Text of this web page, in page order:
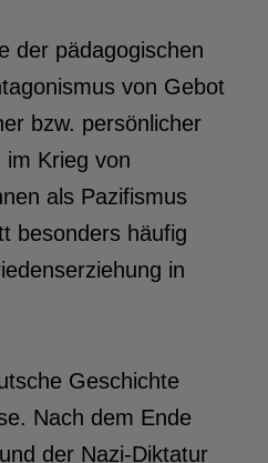
der pädagogischen
von Gebot
bzw. persönlicher
im Krieg von
als Pazifismus
besonders häufig
in
Geschichte
Nach dem Ende
der Nazi-Diktatur